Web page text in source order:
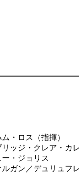
・ロス（指揮）
ッジ・クレア・カ
ー・ジョリス
ガン／デュリュフレ